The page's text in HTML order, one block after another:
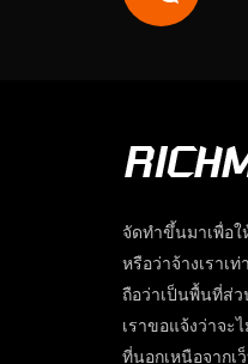
จัดทำขึ้นมาเพื่อ
หรือว่าจ้างเราเ
ถือว่าเป็นพื้นที่ส่
เราขอแจ้งว่าจ
ที่นอกเหนือจากเ